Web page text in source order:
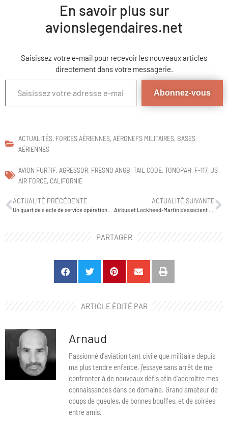
En savoir plus sur
avionslegendaires.net
Abonnez-vous
ACTUALITÉS, FORCES AÉRIENNES, AÉRONEFS MILITAIRES, BASES
AÉRIENNES
AVION FURTIF, AGRESSOR, FRESNO ANGB, TAIL CODE, TONOPAH, F-117, US
AIR FORCE, CALIFORNIE
ACTUALITÉ PRÉCÉDENTE ACTUALITÉ SUIVANTE
PARTAGER
ARTICLE ÉDITÉ PAR
Arnaud
Passionné d'aviation tant civile que militaire depuis
ma plus tendre enfance, j'essaye sans arrêt de me
confronter à de nouveaux défis afin d'accroitre mes
connaissances dans ce domaine. Grand amateur de
coups de gueules, de bonnes bouffes, et de soirées
entre amis.